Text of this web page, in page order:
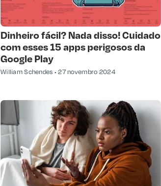
Dinheiro fácil? Nada disso! Cuidado
com esses 15 apps perigosos da
Google Play
William Schendes 27 novembro 2024